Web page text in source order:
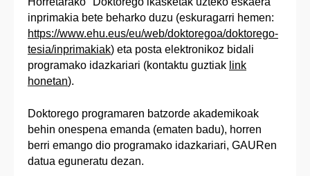
inprimakia bete beharko duzu (eskuragarri hemen:
https://www.ehu.eus/eu/web/doktoregoa/doktorego-
tesia/inprimakiak) eta posta elektronikoz bidali
programako idazkariari (kontaktu guztiak link
honetan).
Doktorego programaren batzorde akademikoak
behin onespena emanda (ematen badu), horren
berri emango dio programako idazkariari, GAURen
datua eguneratu dezan.